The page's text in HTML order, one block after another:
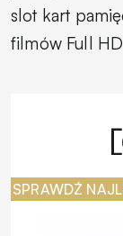
slot kart
filmów Full
SPRAWDŹ